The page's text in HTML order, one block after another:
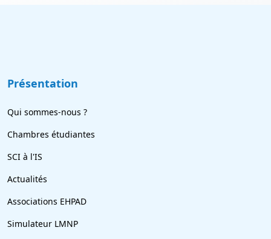
Présentation
Qui sommes-nous ?
Chambres étudiantes
SCI à l'IS
Actualités
Associations EHPAD
Simulateur LMNP